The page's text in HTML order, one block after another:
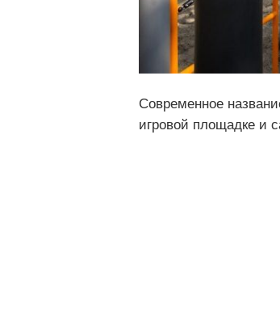
Современное
игровой площадке и